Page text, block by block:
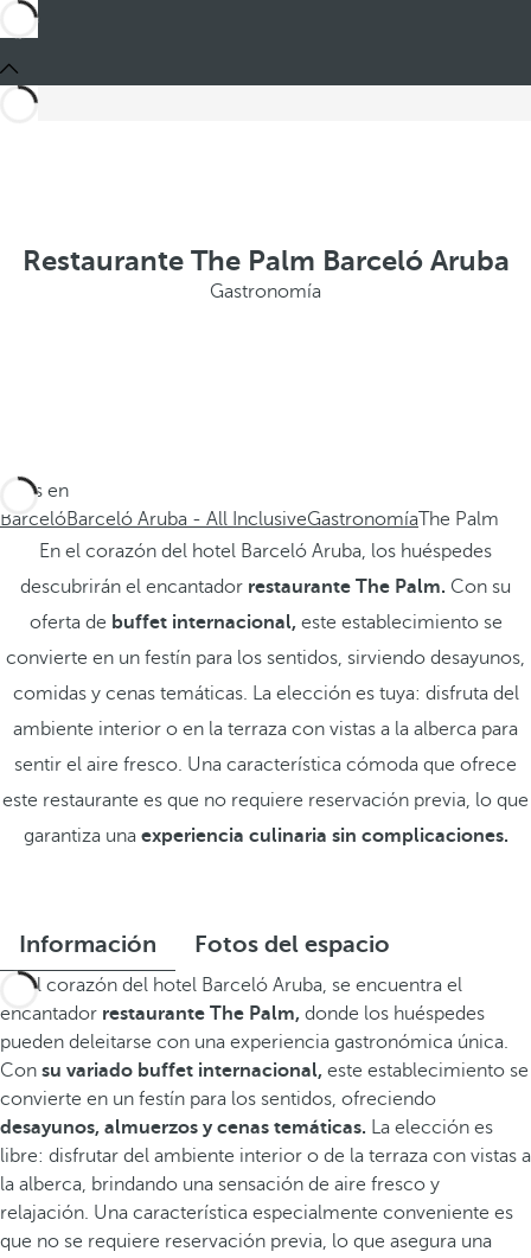
Restaurante The Palm Barceló Aruba
Gastronomía
Estás en
BarcelóBarceló Aruba - All InclusiveGastronomíaThe Palm
En el corazón del hotel Barceló Aruba, los huéspedes
descubrirán el encantador restaurante The Palm. Con su
oferta de buffet internacional, este establecimiento se
convierte en un festín para los sentidos, sirviendo desayunos,
comidas y cenas temáticas. La elección es tuya: disfruta del
ambiente interior o en la terraza con vistas a la alberca para
sentir el aire fresco. Una característica cómoda que ofrece
este restaurante es que no requiere reservación previa, lo que
garantiza unaexperiencia culinaria sin complicaciones.
Información Fotos del espacio
En el corazón del hotel Barceló Aruba, se encuentra el
encantador restaurante The Palm, donde los huéspedes
pueden deleitarse con una experiencia gastronómica única.
Con su variado buffet internacional, este establecimiento se
convierte en un festín para los sentidos, ofreciendo
desayunos, almuerzos y cenas temáticas. La elección es
libre: disfrutar del ambiente interior o de la terraza con vistas a
la alberca, brindando una sensación de aire fresco y
relajación. Una característica especialmente conveniente es
que no se requiere reservación previa, lo que asegura una